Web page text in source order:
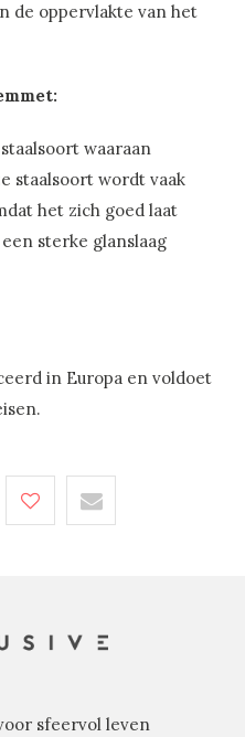
de oppervlakte van het
waaraan
staalsoort wordt vaak
het zich goed laat
sterke glanslaag
in Europa en voldoet
sfeervol leven